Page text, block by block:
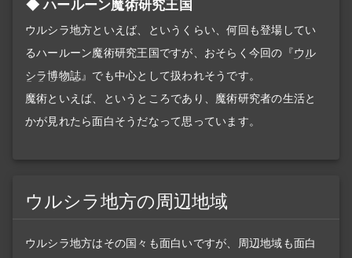
ハールーン魔術研究王国
ウルシラ地方といえば、というくらい、何回も登場してい
るハールーン魔術研究王国ですが、おそらく今回の『ウル
シラ博物誌』でも中心として扱われそうです。
魔術といえば、というところであり、魔術研究者の生活と
かが見れたら面白そうだなって思っています。
ウルシラ地方の周辺地域
ウルシラ地方はその国々も面白いですが、周辺地域も面白